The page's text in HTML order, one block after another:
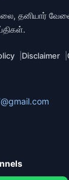
தனியார்
Disclaimer